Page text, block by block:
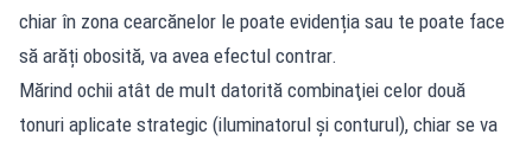
chiar în zona cearcănelor le poate evidenția sau te poate face
să arăți obosită, va avea efectul contrar.
Mărind ochii atât de mult datorită combinaţiei celor două
tonuri aplicate strategic (iluminatorul şi conturul), chiar se va